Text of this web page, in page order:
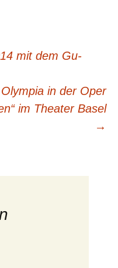
mit dem Gu-
in der Oper
im Theater Basel
→